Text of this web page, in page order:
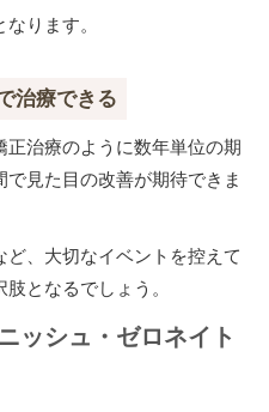
ります。
治療できる
治療のように数年単位の期
見た目の改善が期待できま
、大切なイベントを控えて
となるでしょう。
ッシュ・ゼロネイト